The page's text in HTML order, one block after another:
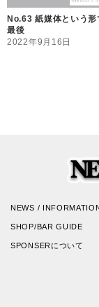
No.63 紙媒体という形
最後
2022年9月16日
NEWS /
SHOP/BAR GUIDE
SPONSERについて